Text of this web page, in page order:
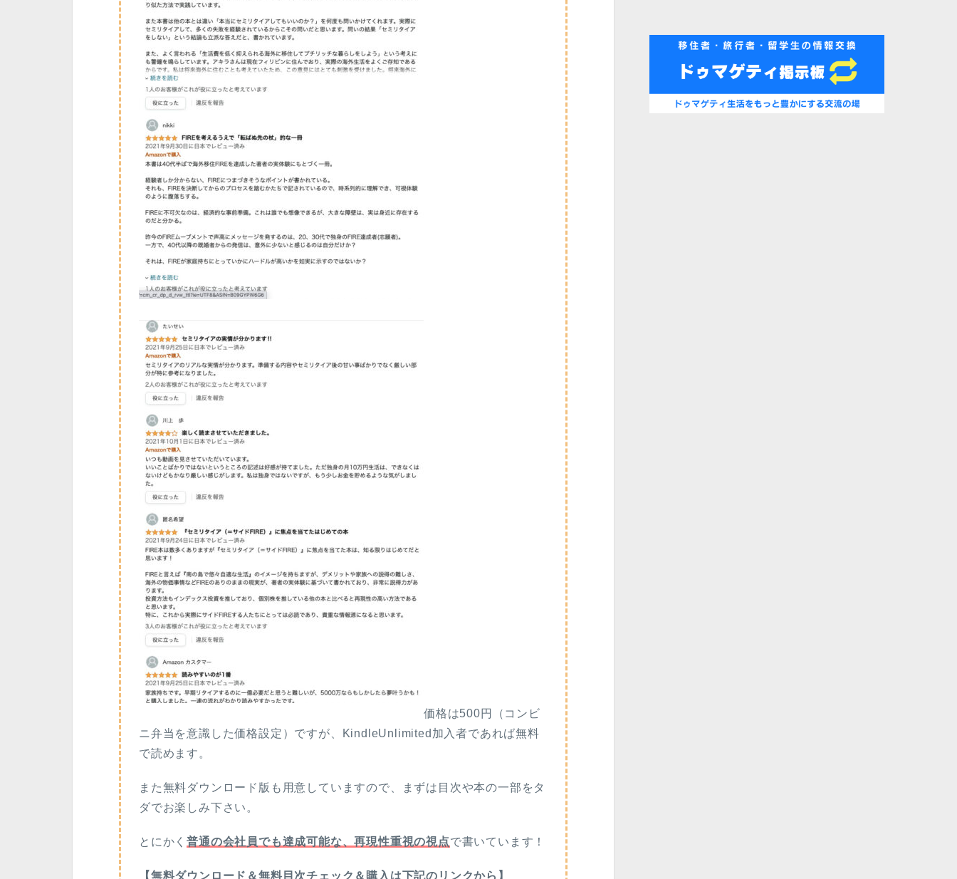
価格は500円（コンビ
ニ弁当を意識した価格設定）ですが、KindleUnlimited加入者であれば無料
で読めます。
また無料ダウンロード版も用意していますので、まずは目次や本の一部をタ
ダでお楽しみ下さい。
とにかく普通の会社員でも達成可能な、再現性重視の視点で書いています！
【無料ダウンロード＆無料目次チェック＆購入は下記のリンクから】